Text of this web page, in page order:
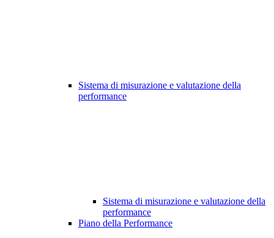
Sistema di misurazione e valutazione della
performance
Sistema di misurazione e valutazione della
performance
Piano della Performance